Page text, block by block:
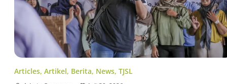
Articles, Artikel, Berita, News, TJSL